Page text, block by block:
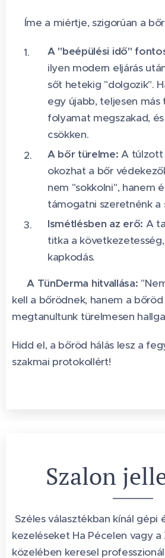
✨Íme a miértje, szigorúan a
A "beépülési idő"
ilyen modern eljárás
sőt hetekig "dolgozik".
egy újabb, teljesen más
folyamat megszakad,
csökken.
A bőr türelme: A túlzott
okozhat a bőr
nem "sokkolni", hanem
támogatni szeretnénk a
Ismétlésben az erő: A
titka a
kapkodás.
💡A TünDerma hitvallása:
kell a bőrödnek, hanem a
megtanultunk türelmesen
Hidd el, a bőröd hálás lesz a
szakmai protokollért! 🤍
Szalon
Széles választékban kínál gépi
kezeléseket Ha Pécelen vagy a
közelében keresel